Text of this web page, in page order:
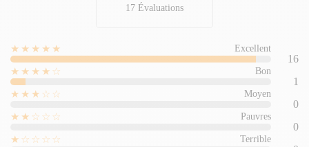
17 Évaluations
★★★★★ Excellent
16
★★★★☆
Bon
1
★★★☆☆
Moyen
0
★★☆☆☆
Pauvres
0
★☆☆☆☆
Terrible